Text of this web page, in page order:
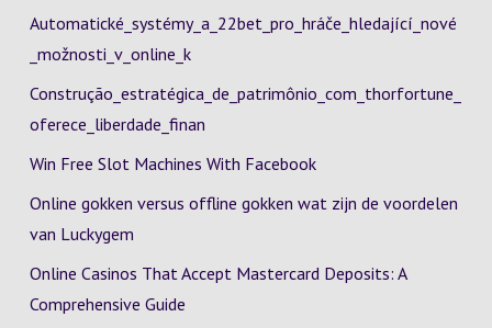
Automatické_systémy_a_22bet_pro_hráče_hledající_nové
_možnosti_v_online_k
Construção_estratégica_de_patrimônio_com_thorfortune_
oferece_liberdade_finan
Win Free Slot Machines With Facebook
Online gokken versus offline gokken wat zijn de voordelen
van Luckygem
Online Casinos That Accept Mastercard Deposits: A
Comprehensive Guide